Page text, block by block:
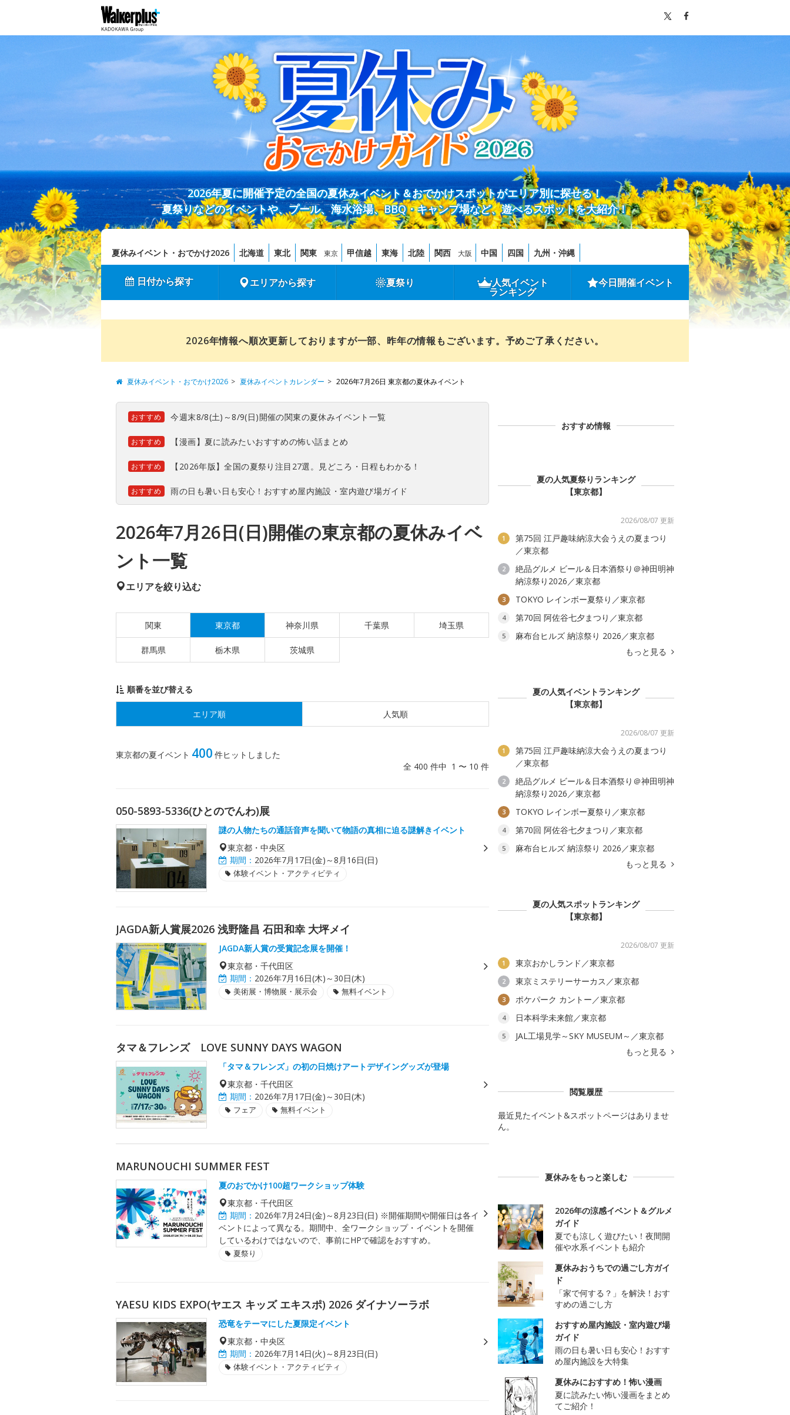
2026年夏に開催予定の全国の夏休みイベント＆おでかけスポットがエリア別に探せる！
夏祭りなどのイベントや、プール、海水浴場、BBQ・キャンプ場など、遊べるスポットを大紹介！
夏休みイベント・おでかけ2026 北海道 東北 関東 東京 甲信越 東海 北陸 関西 大阪 中国 四国 九州・沖縄
日付から探す エリアから探す 夏祭り 人気イベント
ランキング
今日開催イベント
2026年情報へ順次更新しておりますが一部、昨年の情報もございます。予めご了承ください。
夏休みイベント・おでかけ2026 夏休みイベントカレンダー 2026年7月26日 東京都の夏休みイベント
おすすめ 今週末8/8(土)～8/9(日)開催の関東の夏休みイベント一覧
おすすめ 【漫画】夏に読みたいおすすめの怖い話まとめ
おすすめ 【2026年版】全国の夏祭り注目27選。見どころ・日程もわかる！
おすすめ 雨の日も暑い日も安心！おすすめ屋内施設・室内遊び場ガイド
2026年7月26日(日)開催の東京都の夏休みイベ
ント一覧
エリアを絞り込む
関東 東京都 神奈川県 千葉県 埼玉県
群馬県 栃木県 茨城県
順番を並び替える
エリア順 人気順
東京都の夏イベント 400 件ヒットしました
全 400 件中 1 〜 10 件
050-5893-5336(ひとのでんわ)展
謎の人物たちの通話音声を聞いて物語の真相に迫る謎解きイベント
東京都・中央区
期間： 2026年7月17日(金)～8月16日(日)
体験イベント・アクティビティ
JAGDA新人賞展2026 浅野隆昌 石田和幸 大坪メイ
JAGDA新人賞の受賞記念展を開催！
東京都・千代田区
期間： 2026年7月16日(木)～30日(木)
美術展・博物展・展示会 無料イベント
タマ＆フレンズ LOVE SUNNY DAYS WAGON
「タマ＆フレンズ」の初の日焼けアートデザイングッズが登場
東京都・千代田区
期間： 2026年7月17日(金)～30日(木)
フェア 無料イベント
MARUNOUCHI SUMMER FEST
夏のおでかけ100超ワークショップ体験
東京都・千代田区
期間： 2026年7月24日(金)～8月23日(日) ※開催期間や開催日は各イ
ベントによって異なる。期間中、全ワークショップ・イベントを開催
しているわけではないので、事前にHPで確認をおすすめ。
夏祭り
YAESU KIDS EXPO(ヤエス キッズ エキスポ) 2026 ダイナソーラボ
恐竜をテーマにした夏限定イベント
東京都・中央区
期間： 2026年7月14日(火)～8月23日(日)
体験イベント・アクティビティ
おすすめ情報
夏の人気夏祭りランキング
【東京都】
2026/08/07 更新
1
第75回 江戸趣味納涼大会うえの夏まつり
／東京都
2
絶品グルメ ビール＆日本酒祭り＠神田明神
納涼祭り2026／東京都
3 TOKYO レインボー夏祭り／東京都
4 第70回 阿佐谷七夕まつり／東京都
5
麻布台ヒルズ 納涼祭り 2026／東京都
もっと見る
夏の人気イベントランキング
【東京都】
2026/08/07 更新
1
第75回 江戸趣味納涼大会うえの夏まつり
／東京都
2
絶品グルメ ビール＆日本酒祭り＠神田明神
納涼祭り2026／東京都
3 TOKYO レインボー夏祭り／東京都
4 第70回 阿佐谷七夕まつり／東京都
5
麻布台ヒルズ 納涼祭り 2026／東京都
もっと見る
夏の人気スポットランキング
【東京都】
2026/08/07 更新
1 東京おかしランド／東京都
2 東京ミステリーサーカス／東京都
3 ポケパーク カントー／東京都
4 日本科学未来館／東京都
5
JAL工場見学～SKY MUSEUM～／東京都
もっと見る
閲覧履歴
最近見たイベント&スポットページはありませ
ん。
夏休みをもっと楽しむ
2026年の涼感イベント＆グルメ
ガイド
夏でも涼しく遊びたい！夜間開
催や水系イベントも紹介
夏休みおうちでの過ごし方ガイ
ド
「家で何する？」を解決！おす
すめの過ごし方
おすすめ屋内施設・室内遊び場
ガイド
雨の日も暑い日も安心！おすす
め屋内施設を大特集
夏休みにおすすめ！怖い漫画
夏に読みたい怖い漫画をまとめ
てご紹介！